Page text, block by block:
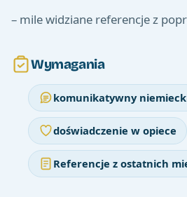
– mile widziane referencje z
Wymagania
komunikatywny
doświadczenie w opiece
Referencje z ostatnich